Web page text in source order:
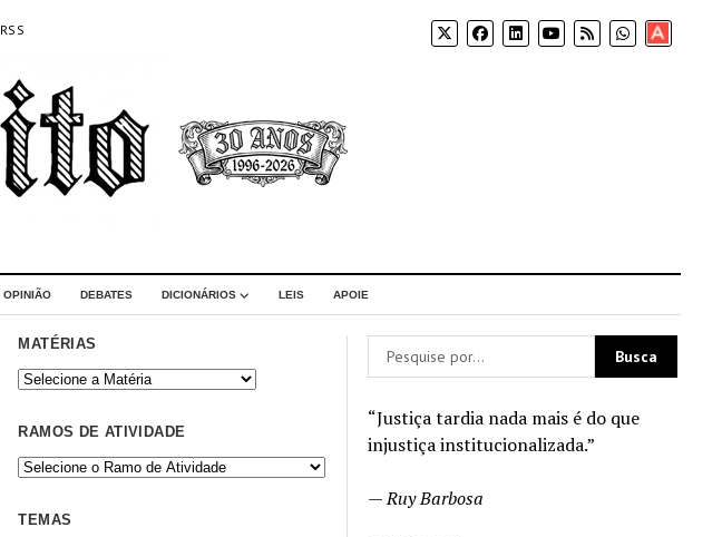
RSS
Apoia-
se
OPINIÃO DEBATES DICIONÁRIOS LEIS APOIE
“Justiça tardia nada mais é do que
injustiça institucionalizada.”
—Ruy Barbosa
MATÉRIAS
RAMOS DE ATIVIDADE
TEMAS